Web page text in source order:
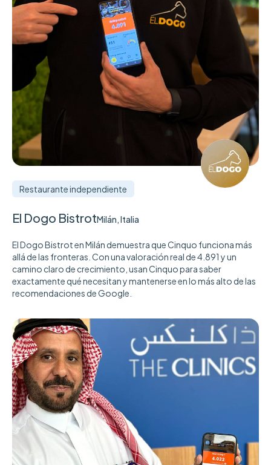
Restaurante independiente
El Dogo BistrotMilán, Italia
El Dogo Bistrot en Milán demuestra que Cinquo funciona más
allá de las fronteras. Con una valoración real de 4.891 y un
camino claro de crecimiento, usan Cinquo para saber
exactamente qué necesitan y mantenerse en lo más alto de las
recomendaciones de Google.